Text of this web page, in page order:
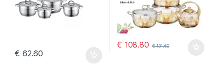
€ 62.60
€ 108.80 €131.60